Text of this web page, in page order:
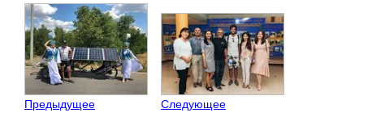
Предыдущее Следующее